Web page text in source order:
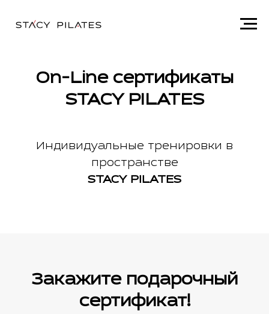
On-Line сертификаты
STACY PILATES
Индивидуальные тренировки в
пространстве
STACY PILATES
Закажите подарочный
сертификат!